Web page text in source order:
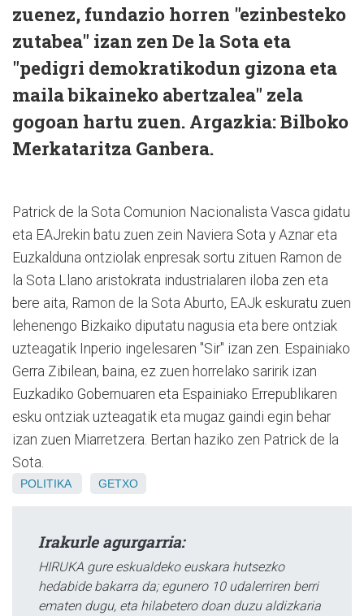
zuenez, fundazio horren "ezinbesteko
zutabea" izan zen De la Sota eta
"pedigri demokratikodun gizona eta
maila bikaineko abertzalea" zela
gogoan hartu zuen. Argazkia: Bilboko
Merkataritza Ganbera.
Patrick de la Sota Comunion Nacionalista Vasca gidatu
eta EAJrekin batu zuen zein Naviera Sota y Aznar eta
Euzkalduna ontziolak enpresak sortu zituen Ramon de
la Sota Llano aristokrata industrialaren iloba zen eta
bere aita, Ramon de la Sota Aburto, EAJk eskuratu zuen
lehenengo Bizkaiko diputatu nagusia eta bere ontziak
uzteagatik Inperio ingelesaren "Sir" izan zen. Espainiako
Gerra Zibilean, baina, ez zuen horrelako saririk izan
Euzkadiko Gobernuaren eta Espainiako Errepublikaren
esku ontziak uzteagatik eta mugaz gaindi egin behar
izan zuen Miarretzera. Bertan haziko zen Patrick de la
Sota.
POLITIKA GETXO
Irakurle agurgarria:
HIRUKA gure eskualdeko euskara hutsezko
hedabide bakarra da; egunero 10 udalerriren berri
ematen dugu, eta hilabetero doan duzu aldizkaria